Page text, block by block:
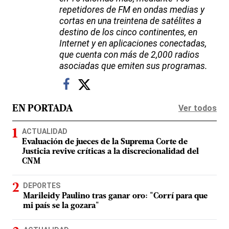
repetidores de FM en ondas medias y
cortas en una treintena de satélites a
destino de los cinco continentes, en
Internet y en aplicaciones conectadas,
que cuenta con más de 2,000 radios
asociadas que emiten sus programas.
EN PORTADA Ver todos
ACTUALIDAD
Evaluación de jueces de la Suprema Corte de
Justicia revive críticas a la discrecionalidad del
CNM
DEPORTES
Marileidy Paulino tras ganar oro: "Corrí para que
mi país se la gozara"